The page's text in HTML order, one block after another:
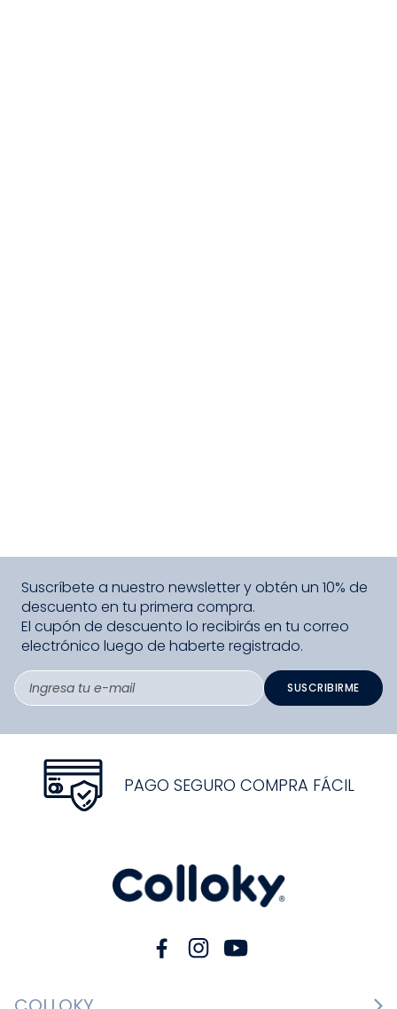
Suscríbete a nuestro newsletter y obtén un 10% de
descuento en tu primera compra.
El cupón de descuento lo recibirás en tu correo
electrónico luego de haberte registrado.
SUSCRIBIRME
PAGO SEGURO COMPRA FÁCIL